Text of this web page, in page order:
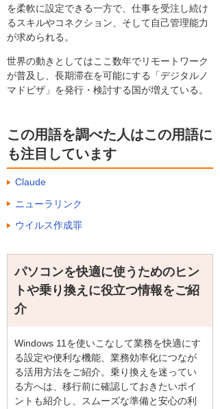
を柔軟に設定できる一方で、仕事を受注し続け
るスキルやコネクション、そして自己管理能力
が求められる。
世界の動きとしてはここ数年でリモートワーク
が普及し、長期滞在を可能にする「デジタルノ
マドビザ」を発行・検討する国が増えている。
この用語を調べた人はこの用語に
も注目しています
Claude
ニューラリンク
ウイルス作成罪
パソコンを快適に使うためのヒン
トや乗り換えに役立つ情報をご紹
介
Windows 11を使いこなして業務を快適にす
る設定や便利な機能、業務効率化につなが
る活用方法をご紹介。乗り換えを迷ってい
る方へは、移行前に確認しておきたいポイ
ントも紹介し、スムーズな準備と安心の利